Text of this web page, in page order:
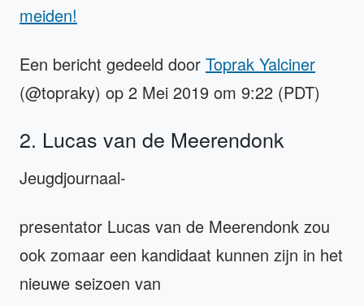
meiden!
Een bericht gedeeld door Toprak Yalciner
(@topraky) op 2 Mei 2019 om 9:22 (PDT)
2. Lucas van de Meerendonk
Jeugdjournaal-
presentator Lucas van de Meerendonk zou
ook zomaar een kandidaat kunnen zijn in het
nieuwe seizoen van